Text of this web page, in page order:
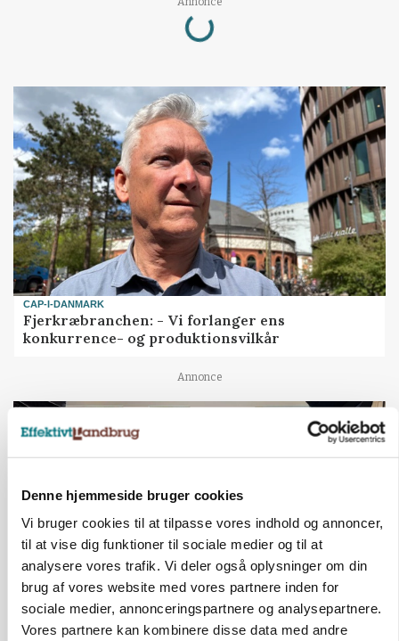
Denne hjemmeside bruger cookies
Vi bruger cookies til at tilpasse vores indhold og annoncer,
til at vise dig funktioner til sociale medier og til at
analysere vores trafik. Vi deler også oplysninger om din
brug af vores website med vores partnere inden for
sociale medier, annonceringspartnere og analysepartnere.
Vores partnere kan kombinere disse data med andre
Loading...
CAP-I-DANMARK
Fjerkræbranchen: - Vi forlanger ens
konkurrence- og produktionsvilkår
Annonce
Ejer eller medejer? Nyt tv-format udfordrer